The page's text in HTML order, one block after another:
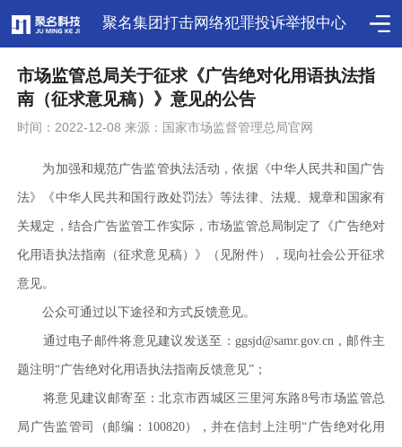
聚名集团打击网络犯罪投诉举报中心
市场监管总局关于征求《广告绝对化用语执法指
南（征求意见稿）》意见的公告
时间：2022-12-08 来源：国家市场监督管理总局官网
为加强和规范广告监管执法活动，依据《中华人民共和国广告
法》《中华人民共和国行政处罚法》等法律、法规、规章和国家有
关规定，结合广告监管工作实际，市场监管总局制定了《广告绝对
化用语执法指南（征求意见稿）》（见附件），现向社会公开征求
意见。
公众可通过以下途径和方式反馈意见。
通过电子邮件将意见建议发送至：ggsjd@samr.gov.cn，邮件主
题注明“广告绝对化用语执法指南反馈意见”；
将意见建议邮寄至：北京市西城区三里河东路8号市场监管总
局广告监管司（邮编：100820），并在信封上注明“广告绝对化用